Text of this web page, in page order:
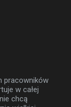
pracowników
w całej
chcą